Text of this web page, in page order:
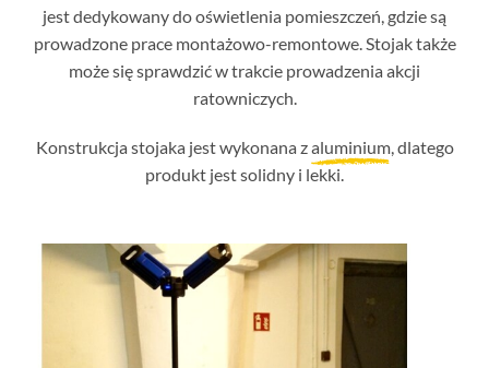
jest dedykowany do oświetlenia pomieszczeń, gdzie są
prowadzone prace montażowo-remontowe. Stojak także
może się sprawdzić w trakcie prowadzenia akcji
ratowniczych.
Konstrukcja stojaka jest wykonana zaluminium, dlatego
produkt jest solidny i lekki.